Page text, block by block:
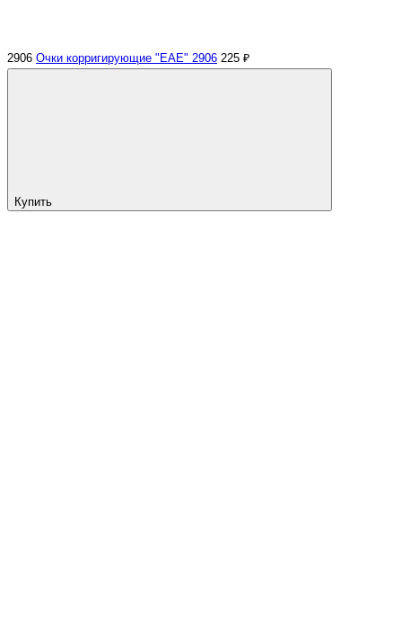
2906 Очки корригирующие "EAE" 2906 225 ₽
Купить